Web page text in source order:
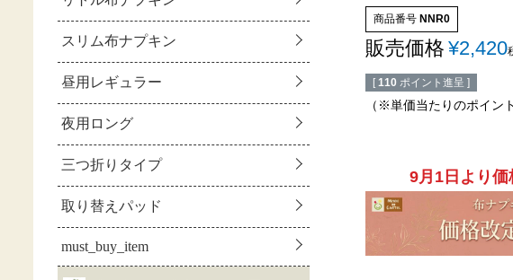
商品番号 NNR0
販売価格 ¥2,420
[ 110 ポイント進呈 ]
（※単価当たりのポイン
9月1日より